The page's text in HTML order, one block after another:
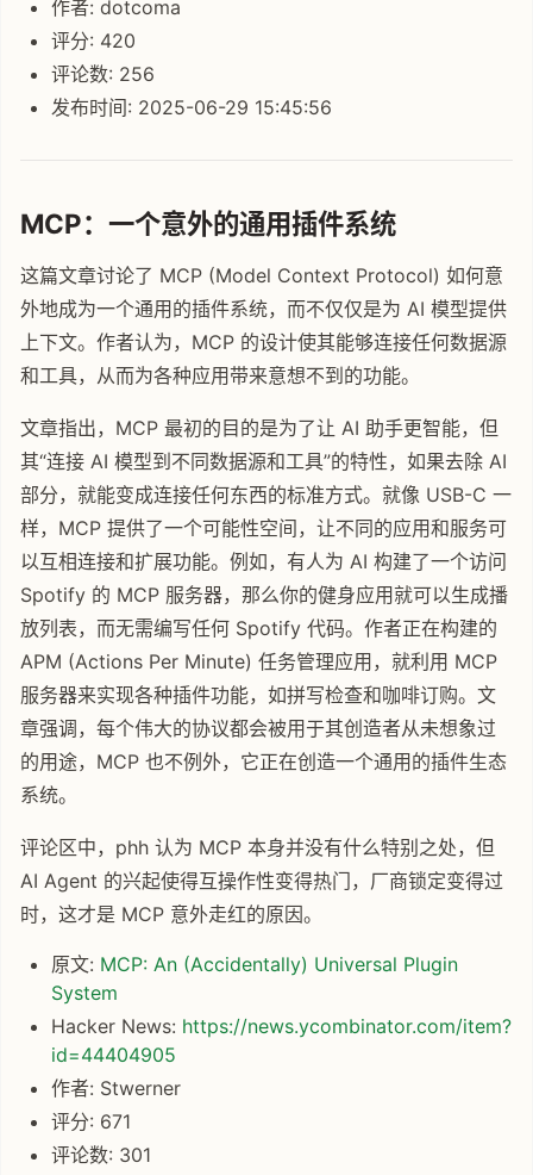
作者: dotcoma
评分: 420
评论数: 256
发布时间: 2025-06-29 15:45:56
MCP：一个意外的通用插件系统
这篇文章讨论了 MCP (Model Context Protocol) 如何意
外地成为一个通用的插件系统，而不仅仅是为 AI 模型提供
上下文。作者认为，MCP 的设计使其能够连接任何数据源
和工具，从而为各种应用带来意想不到的功能。
文章指出，MCP 最初的目的是为了让 AI 助手更智能，但
其“连接 AI 模型到不同数据源和工具”的特性，如果去除 AI
部分，就能变成连接任何东西的标准方式。就像 USB-C 一
样，MCP 提供了一个可能性空间，让不同的应用和服务可
以互相连接和扩展功能。例如，有人为 AI 构建了一个访问
Spotify 的 MCP 服务器，那么你的健身应用就可以生成播
放列表，而无需编写任何 Spotify 代码。作者正在构建的
APM (Actions Per Minute) 任务管理应用，就利用 MCP
服务器来实现各种插件功能，如拼写检查和咖啡订购。文
章强调，每个伟大的协议都会被用于其创造者从未想象过
的用途，MCP 也不例外，它正在创造一个通用的插件生态
系统。
评论区中，phh 认为 MCP 本身并没有什么特别之处，但
AI Agent 的兴起使得互操作性变得热门，厂商锁定变得过
时，这才是 MCP 意外走红的原因。
原文: MCP: An (Accidentally) Universal Plugin
System
Hacker News: https://news.ycombinator.com/item?
id=44404905
作者: Stwerner
评分: 671
评论数: 301